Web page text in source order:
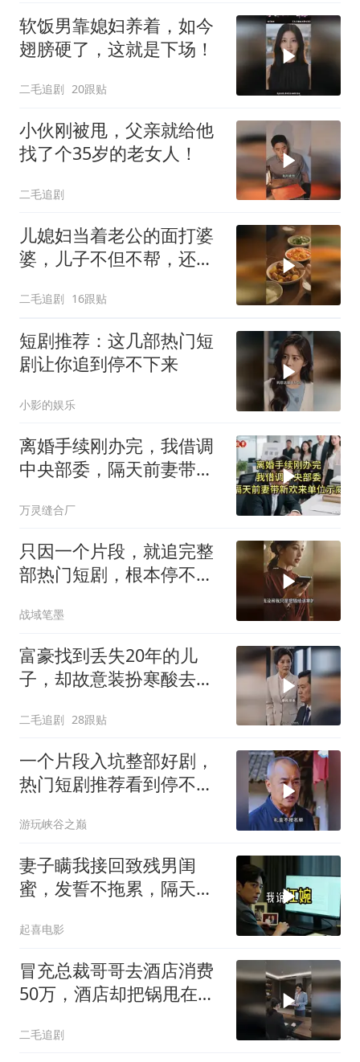
软饭男靠媳妇养着，如今
翅膀硬了，这就是下场！
二毛追剧 20跟贴
小伙刚被甩，父亲就给他
找了个35岁的老女人！
二毛追剧
儿媳妇当着老公的面打婆
婆，儿子不但不帮，还助
二毛追剧 16跟贴
短剧推荐：这几部热门短
剧让你追到停不下来
小影的娱乐
离婚手续刚办完，我借调
中央部委，隔天前妻带新
万灵缝合厂
只因一个片段，就追完整
部热门短剧，根本停不下
战域笔墨
富豪找到丢失20年的儿
子，却故意装扮寒酸去相
二毛追剧 28跟贴
一个片段入坑整部好剧，
热门短剧推荐看到停不下
游玩峡谷之巅
妻子瞒我接回致残男闺
蜜，发誓不拖累，隔天我
起喜电影
冒充总裁哥哥去酒店消费
50万，酒店却把锅甩在总
二毛追剧